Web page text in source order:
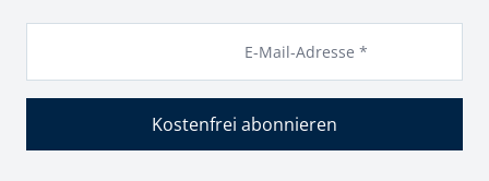
E-Mail-Adresse *
Kostenfrei abonnieren